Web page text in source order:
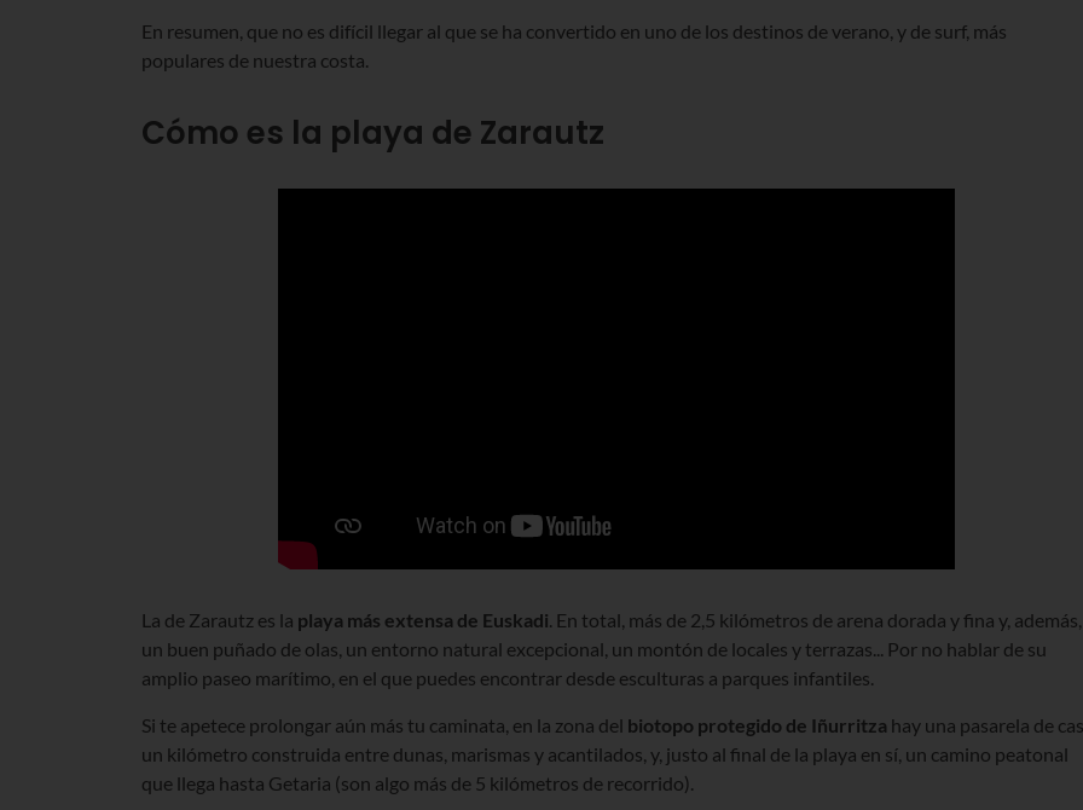
En resumen, que no es difícil llegar al que se ha convertido en uno de los destinos de verano, y de surf, más
populares de nuestra costa.
Cómo es la playa de Zarautz
La de Zarautz es la playa más extensa de Euskadi. En total, más de 2,5 kilómetros de arena dorada y fina y, además,
un buen puñado de olas, un entorno natural excepcional, un montón de locales y terrazas... Por no hablar de su
amplio paseo marítimo, en el que puedes encontrar desde esculturas a parques infantiles.
Si te apetece prolongar aún más tu caminata, en la zona del biotopo protegido de Iñurritza hay una pasarela de
un kilómetro construida entre dunas, marismas y acantilados, y, justo al final de la playa en sí, un camino peatonal
que llega hasta Getaria (son algo más de 5 kilómetros de recorrido).